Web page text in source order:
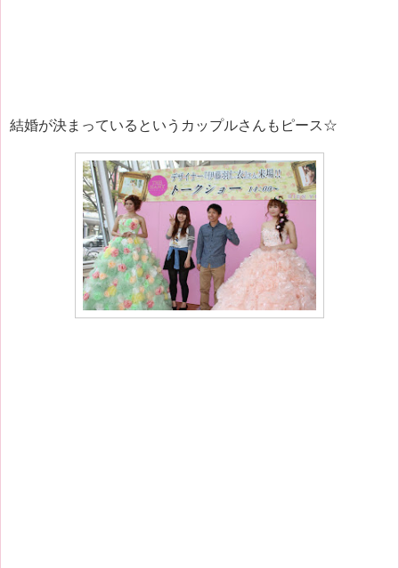
結婚が決まっているというカップルさんもピース☆